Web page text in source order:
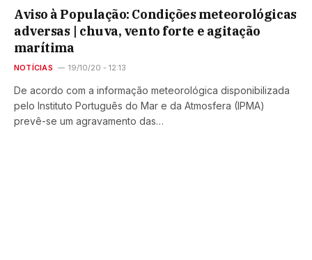
Aviso à População: Condições meteorológicas
adversas | chuva, vento forte e agitação
marítima
NOTÍCIAS 19/10/20 - 12:13
De acordo com a informação meteorológica disponibilizada
pelo Instituto Português do Mar e da Atmosfera (IPMA)
prevê-se um agravamento das…